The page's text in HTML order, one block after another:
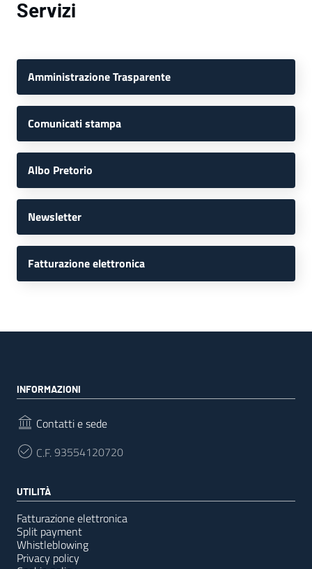
Servizi
Amministrazione Trasparente
Comunicati stampa
Albo Pretorio
Newsletter
Fatturazione elettronica
INFORMAZIONI
Contatti e sede
C.F.93554120720
UTILITÀ
Fatturazione elettronica
Split payment
Whistleblowing
Privacy policy